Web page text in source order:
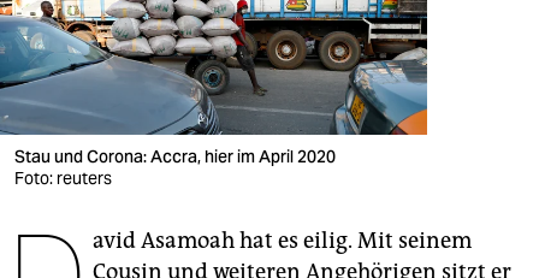
verlag
verlag
veranstaltungen
shop
Stau und Corona: Accra, hier im April 2020
Foto: reuters
avid Asamoah hat es eilig. Mit seinem
Cousin und weiteren Angehörigen sitzt er